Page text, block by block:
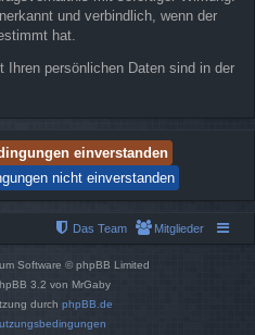
und verbindlich, wenn der
hat.
Ihren persönlichen Daten sind in der
Mitglieder
Das Team
Software © phpBB Limited
3.2 von MrGaby
durch phpBB.de